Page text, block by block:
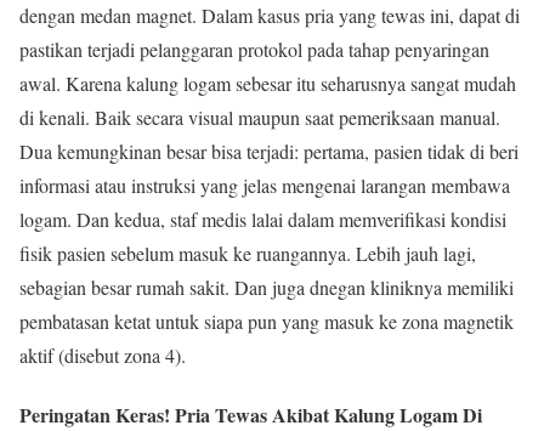
dengan medan magnet. Dalam kasus pria yang tewas ini, dapat di
pastikan terjadi pelanggaran protokol pada tahap penyaringan
awal. Karena kalung logam sebesar itu seharusnya sangat mudah
di kenali. Baik secara visual maupun saat pemeriksaan manual.
Dua kemungkinan besar bisa terjadi: pertama, pasien tidak di beri
informasi atau instruksi yang jelas mengenai larangan membawa
logam. Dan kedua, staf medis lalai dalam memverifikasi kondisi
fisik pasien sebelum masuk ke ruangannya. Lebih jauh lagi,
sebagian besar rumah sakit. Dan juga dnegan kliniknya memiliki
pembatasan ketat untuk siapa pun yang masuk ke zona magnetik
aktif (disebut zona 4).
Peringatan Keras! Pria Tewas Akibat Kalung Logam Di